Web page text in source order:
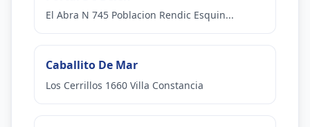
El Abra N 745 Poblacion Rendic Esquin...
Caballito De Mar
Los Cerrillos 1660 Villa Constancia